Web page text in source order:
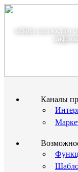
inSales стал частью
Каналы